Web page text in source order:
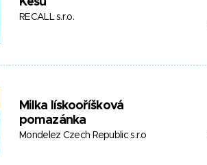
RECALL s.r.o.
Milka lískooříšková
pomazánka
Mondelez Czech Republic s.r.o